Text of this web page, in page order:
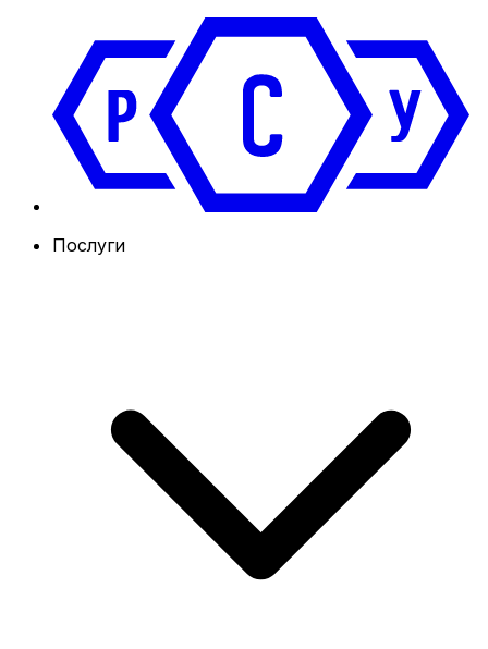
Послуги